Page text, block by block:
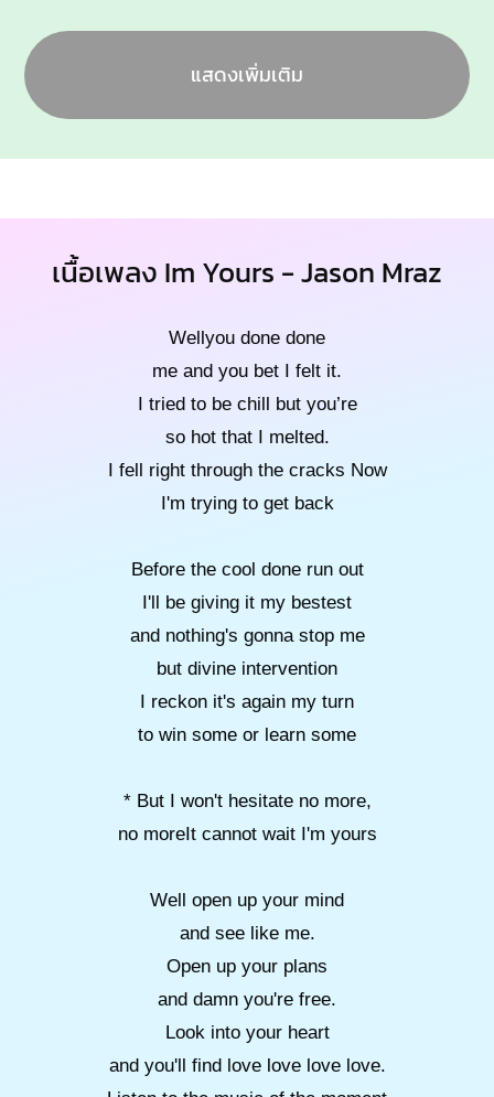
แสดงเพิ่มเติม
เนื้อเพลง Im Yours - Jason Mraz
Wellyou done done
me and you bet I felt it.
I tried to be chill but you’re
so hot that I melted.
I fell right through the cracks Now
I'm trying to get back
Before the cool done run out
I'll be giving it my bestest
and nothing's gonna stop me
but divine intervention
I reckon it's again my turn
to win some or learn some
* But I won't hesitate no more,
no moreIt cannot wait I'm yours
Well open up your mind
and see like me.
Open up your plans
and damn you're free.
Look into your heart
and you'll find love love love love.